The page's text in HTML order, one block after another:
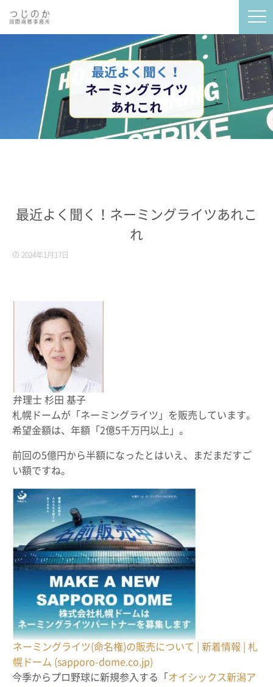
最近よく聞く！ネーミングライツあれこ
れ
2024年1月17日
弁理士 杉田 基子
札幌ドームが「ネーミングライツ」を販売しています。
希望金額は、年額「2億5千万円以上」。
前回の5億円から半額になったとはいえ、まだまだすご
い額ですね。
ネーミングライツ(命名権)の販売について | 新着情報 | 札
幌ドーム (sapporo-dome.co.jp)
今季からプロ野球に新規参入する「 オイシックス新潟ア